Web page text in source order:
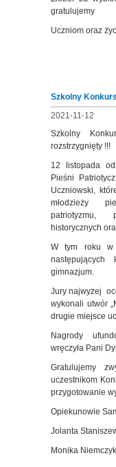
gratulujemy
Uczniom oraz
Szkolny
2021-11-12
Szkolny
rozstrzygnięty !!!
12 listopada
Pieśni
Uczniowski,
młodzieży
patriotyzmu,
historycznych
W tym roku w
gimnazjum.
Jury najwyżej
wykonali utwór
drugie miejsce
Nagrody
wręczyła Pani
Gratulujemy
uczestnikom
przygotowanie
Opiekunowie
Jolanta
Monika Niemczyk